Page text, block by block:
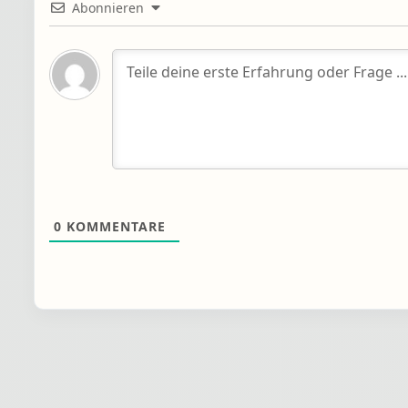
Abonnieren
0 KOMMENTARE